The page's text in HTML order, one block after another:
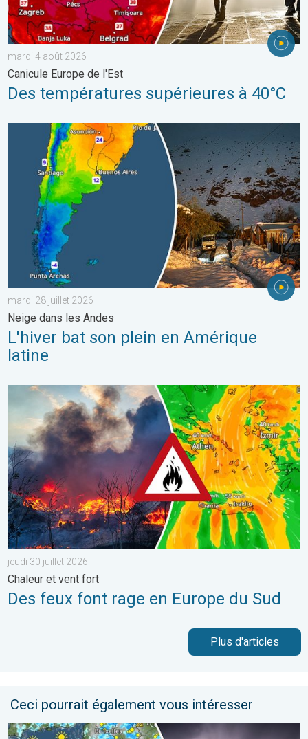
mardi 4 août 2026
Canicule Europe de l'Est
Des températures supérieures à 40°C
L'hiver bat son plein en Amérique latine. Neige dans les
mardi 28 juillet 2026
Neige dans les Andes
L'hiver bat son plein en Amérique
latine
Des feux font rage en Europe du Sud. Chaleur et vent fort. . .
jeudi 30 juillet 2026
Chaleur et vent fort
Des feux font rage en Europe du Sud
Plus d'articles
Ceci pourrait également vous intéresser
Dégradation orageuse attendue mardi. Changement de